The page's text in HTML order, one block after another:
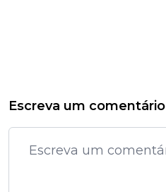
Escreva um comentário